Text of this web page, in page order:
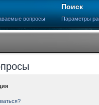
вопросы
Поиск
Параметры